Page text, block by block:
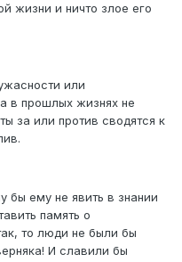
жизни и ничто злое его
или
в прошлых жизнях не
за или против сводятся к
бы ему не явить в знании
память о
то люди не были бы
И славили бы